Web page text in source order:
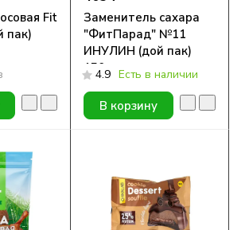
Fit
пак)
Заменитель сахара
"ФитПарад" №11
ИНУЛИН (дой пак)
150 гр.
4.9 Есть в наличии
В корзину